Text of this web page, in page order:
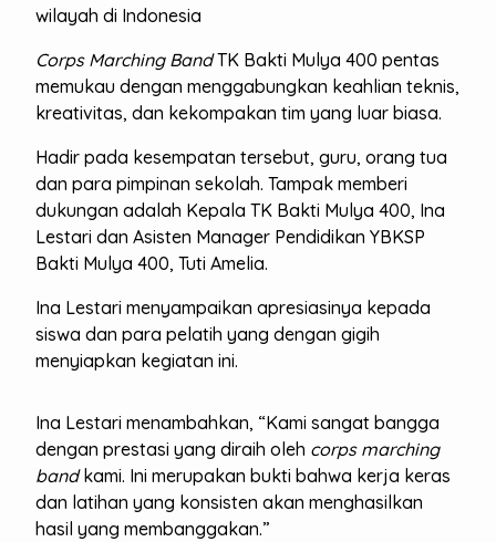
wilayah di Indonesia
Corps Marching BandTK Bakti Mulya 400 pentas
memukau dengan menggabungkan keahlian teknis,
kreativitas, dan kekompakan tim yang luar biasa.
Hadir pada kesempatan tersebut, guru, orang tua
dan para pimpinan sekolah. Tampak memberi
dukungan adalah Kepala TK Bakti Mulya 400, Ina
Lestari dan Asisten Manager Pendidikan YBKSP
Bakti Mulya 400, Tuti Amelia.
Ina Lestari menyampaikan apresiasinya kepada
siswa dan para pelatih yang dengan gigih
menyiapkan kegiatan ini.
Ina Lestari menambahkan, “Kami sangat bangga
dengan prestasi yang diraih oleh corps marching
bandkami. Ini merupakan bukti bahwa kerja keras
dan latihan yang konsisten akan menghasilkan
hasil yang membanggakan.”